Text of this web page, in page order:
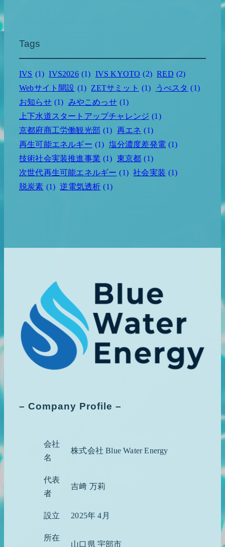
Tags
IVS (1) IVS2026 (1) IVS KYOTO (2) RED (2)
Webサイト開設 (1) ZETサミット (1) うべスタ (1)
お知らせ (1) みやこめっせ (1)
上下水道スタートアップチャレンジ (1)
京都府商工労働観光部 (1) 再エネ (1)
再生可能エネルギー (1) 塩分濃度差発電 (1)
技術社会実装推進事業 (1) 東京都 (1)
次世代再生可能エネルギー (1) 社会実装 (1)
脱炭素 (1) 逆電気透析 (1)
– Company Profile –
会社
名
株式会社 Blue Water Energy
代表
者
吉﨑 万莉
設立 2025年 4月
所在
山口県 宇部市